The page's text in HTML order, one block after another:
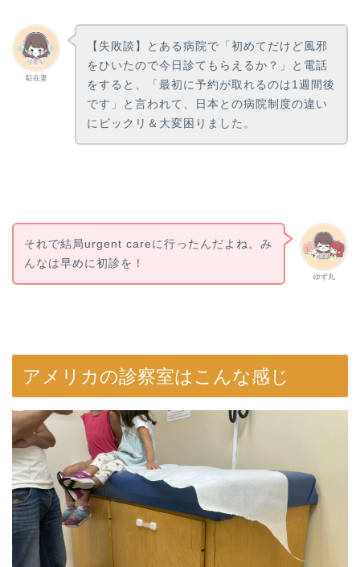
駐在妻
【失敗談】とある病院で「初めてだけど風邪
をひいたので今日診てもらえるか？」と電話
をすると、「最初に予約が取れるのは1週間後
です」と言われて、日本との病院制度の違い
にビックリ＆大変困りました。
ゆず丸
それで結局urgent careに行ったんだよね。み
んなは早めに初診を！
アメリカの診察室はこんな感じ